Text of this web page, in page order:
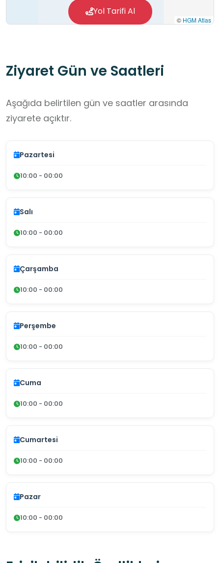
© HGM Atlas
Yol Tarifi Al
Ziyaret Gün ve Saatleri
Aşağıda belirtilen gün ve saatler arasında
ziyarete açıktır.
Pazartesi
10:00 - 00:00
Salı
10:00 - 00:00
Çarşamba
10:00 - 00:00
Perşembe
10:00 - 00:00
Cuma
10:00 - 00:00
Cumartesi
10:00 - 00:00
Pazar
10:00 - 00:00